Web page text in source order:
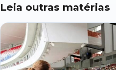
Leia outras matérias